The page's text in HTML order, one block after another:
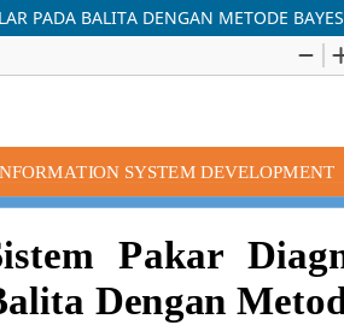
PADA BALITA DENGAN METODE BAYES